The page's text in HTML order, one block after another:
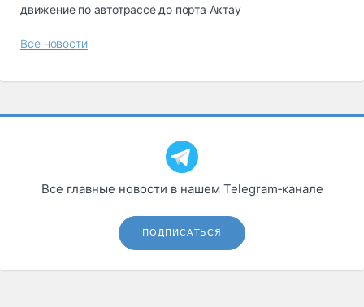
движение по автотрассе до порта Актау
Все новости
Все главные новости в нашем Telegram‑канале
ПОДПИСАТЬСЯ